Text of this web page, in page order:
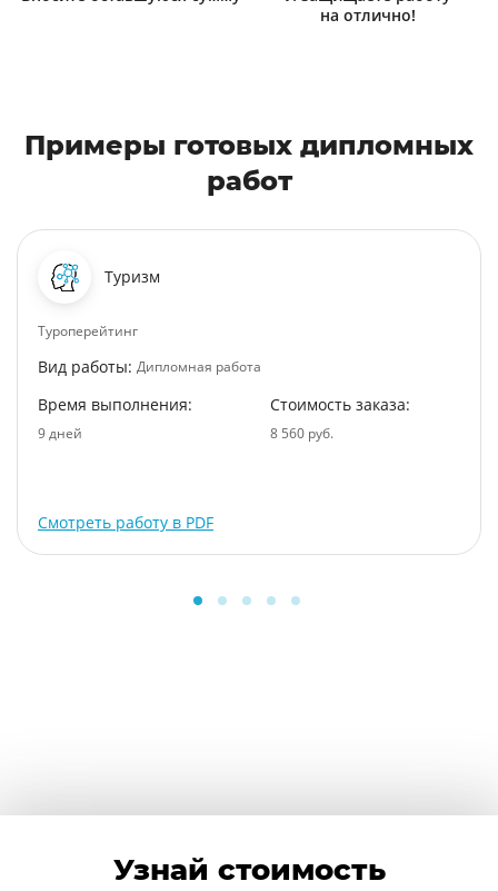
на отлично!
Примеры готовых дипломных
работ
Туризм
Туроперейтинг
Вид работы: Дипломная работа
Время выполнения:
9 дней
Стоимость заказа:
8 560 руб.
Смотреть работу в PDF
Узнай стоимость